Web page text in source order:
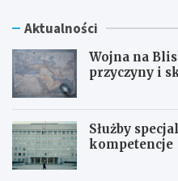
Aktualności
Wojna na
przyczyny i
Służby
kompetencje